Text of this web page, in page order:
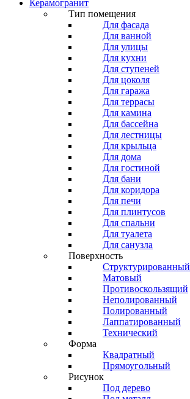
Керамогранит
Тип помещения
Для фасада
Для ванной
Для улицы
Для кухни
Для ступеней
Для цоколя
Для гаража
Для террасы
Для камина
Для бассейна
Для лестницы
Для крыльца
Для дома
Для гостиной
Для бани
Для коридора
Для печи
Для плинтусов
Для спальни
Для туалета
Для санузла
Поверхность
Структурированный
Матовый
Противоскользящий
Неполированный
Полированный
Лаппатированный
Технический
Форма
Квадратный
Прямоугольный
Рисунок
Под дерево